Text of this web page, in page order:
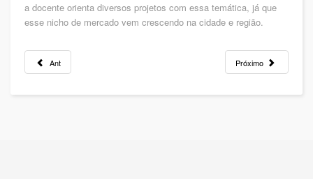
a docente orienta diversos projetos com essa temática, já que
esse nicho de mercado vem crescendo na cidade e região.
Ant Próximo